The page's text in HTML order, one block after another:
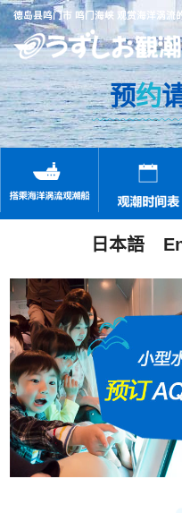
德岛县鸣门市 鸣门海峡 观赏海洋涡流
日本語
预约